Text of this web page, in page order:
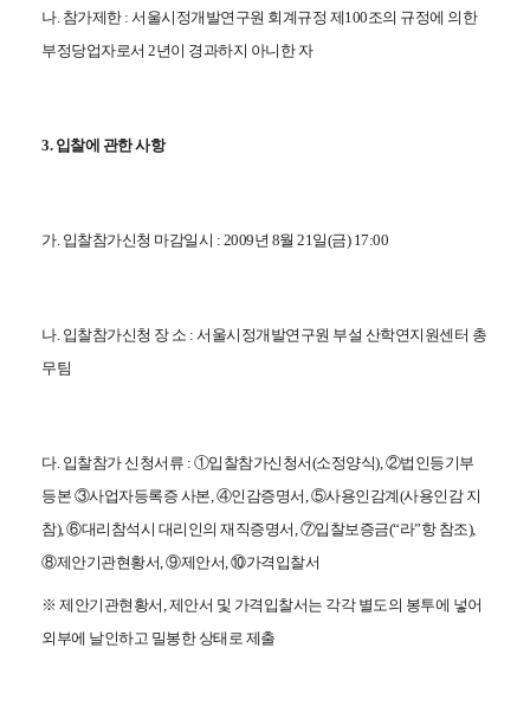
나. 참가제한 : 서울시정개발연구원 회계규정 제100조의 규정에 의한
부정당업자로서 2년이 경과하지 아니한 자
3. 입찰에 관한 사항
가. 입찰참가신청 마감일시 : 2009년 8월 21일(금) 17:00
나. 입찰참가신청 장 소 : 서울시정개발연구원 부설 산학연지원센터 총
무팀
다. 입찰참가 신청서류 : ①입찰참가신청서(소정양식), ②법인등기부
등본 ③사업자등록증 사본, ④인감증명서, ⑤사용인감계(사용인감 지
참), ⑥대리참석시 대리인의 재직증명서, ⑦입찰보증금(“라”항 참조),
⑧제안기관현황서, ⑨제안서, ⑩가격입찰서
※ 제안기관현황서, 제안서 및 가격입찰서는 각각 별도의 봉투에 넣어
외부에 날인하고 밀봉한 상태로 제출